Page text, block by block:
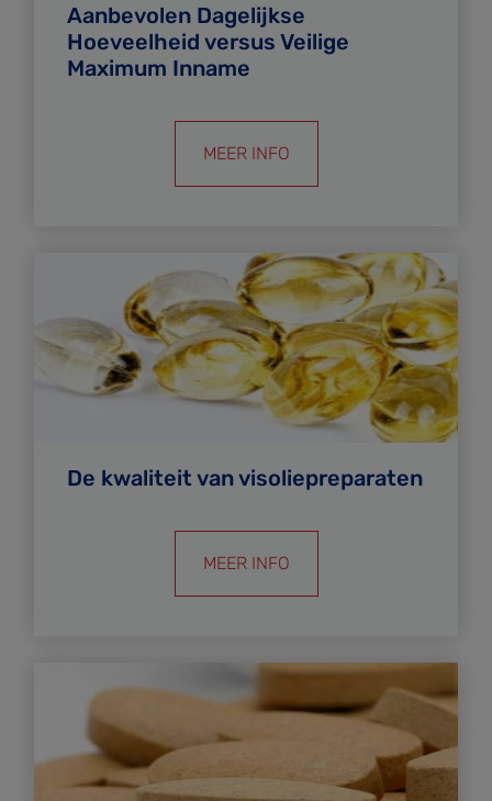
Aanbevolen Dagelijkse
Hoeveelheid versus Veilige
Maximum Inname
MEER INFO
De kwaliteit van visoliepreparaten
MEER INFO